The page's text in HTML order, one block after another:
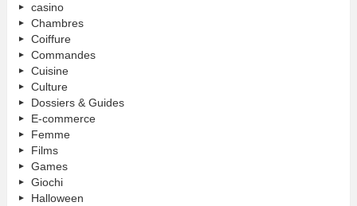
casino
Chambres
Coiffure
Commandes
Cuisine
Culture
Dossiers & Guides
E-commerce
Femme
Films
Games
Giochi
Halloween